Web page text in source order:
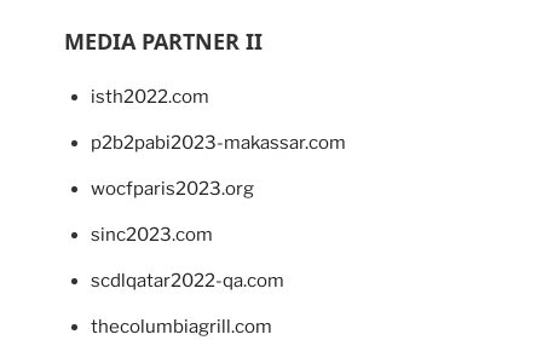
MEDIA PARTNER II
isth2022.com
p2b2pabi2023-makassar.com
wocfparis2023.org
sinc2023.com
scdlqatar2022-qa.com
thecolumbiagrill.com